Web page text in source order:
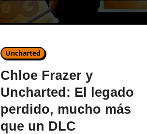
Uncharted
Chloe Frazer y
Uncharted: El legado
perdido, mucho más
que un DLC